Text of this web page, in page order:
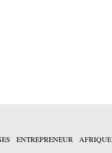
ENTREPRENEUR AFRIQUE